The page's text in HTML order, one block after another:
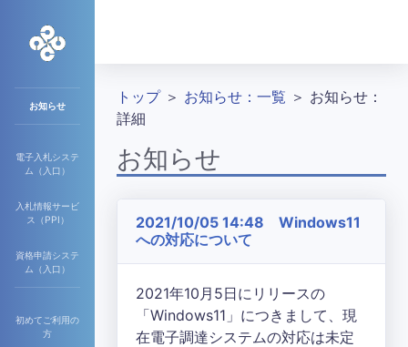
お知らせ
電子入札システ
ム（入口）
入札情報サービ
ス（PPI）
資格申請システ
ム（入口）
初めてご利用の
方
トップ＞ お知らせ：一覧 ＞ お知らせ：
詳細
お知らせ
2021/10/05 14:48 Windows11
への対応について
2021年10月5日にリリースの
「Windows11」につきまして、現
在電子調達システムの対応は未定